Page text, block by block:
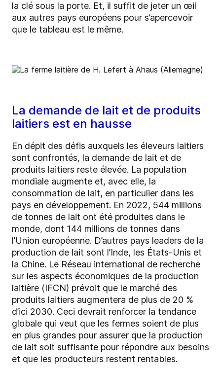
la clé sous la porte. Et, il suffit de jeter un œil
aux autres pays européens pour s’apercevoir
que le tableau est le même.
La demande de lait et de produits
laitiers est en hausse
En dépit des défis auxquels les éleveurs laitiers
sont confrontés, la demande de lait et de
produits laitiers reste élevée. La population
mondiale augmente et, avec elle, la
consommation de lait, en particulier dans les
pays en développement. En 2022, 544 millions
de tonnes de lait ont été produites dans le
monde, dont 144 millions de tonnes dans
l’Union européenne. D’autres pays leaders de la
production de lait sont l’Inde, les États-Unis et
la Chine. Le Réseau international de recherche
sur les aspects économiques de la production
laitière (IFCN) prévoit que le marché des
produits laitiers augmentera de plus de 20 %
d’ici 2030. Ceci devrait renforcer la tendance
globale qui veut que les fermes soient de plus
en plus grandes pour assurer que la production
de lait soit suffisante pour répondre aux besoins
et que les producteurs restent rentables.